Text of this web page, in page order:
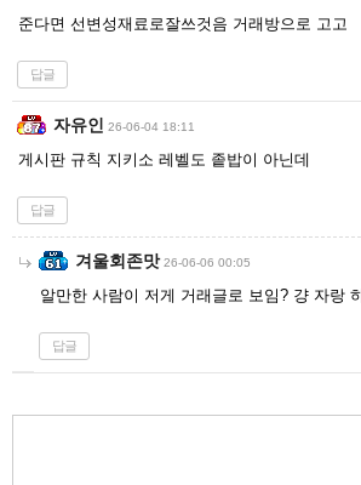
준다면 선변성재료로잘쓰것음 거래방으로 고고
답글
자유인 26-06-04 18:11
게시판 규칙 지키소 레벨도 좉밥이 아닌데
답글
겨울회존맛 26-06-06 00:05
알만한 사람이 저게 거래글로 보임? 걍 자랑
답글